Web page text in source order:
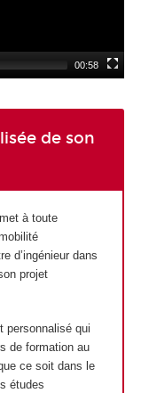
00:58
de son
à toute
d’ingénieur dans
projet
qui
de formation au
ce soit dans le
études